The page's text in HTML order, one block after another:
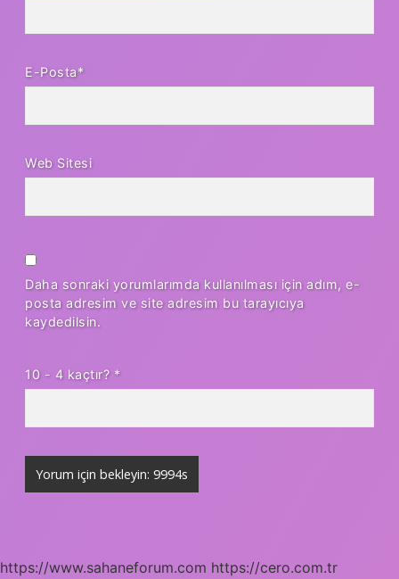
E-Posta*
Web Sitesi
Daha sonraki yorumlarımda kullanılması için adım, e-
posta adresim ve site adresim bu tarayıcıya
kaydedilsin.
10 - 4 kaçtır? *
https://www.sahaneforum.com https://cero.com.tr